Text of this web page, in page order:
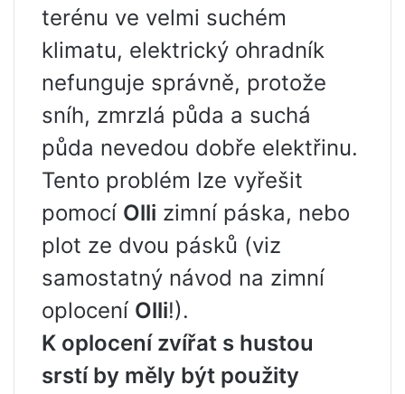
terénu ve velmi suchém
klimatu, elektrický ohradník
nefunguje správně, protože
sníh, zmrzlá půda a suchá
půda nevedou dobře elektřinu.
Tento problém lze vyřešit
pomocí Olli zimní páska, nebo
plot ze dvou pásků (viz
samostatný návod na zimní
oplocení Olli!).
K oplocení zvířat s hustou
srstí by měly být použity